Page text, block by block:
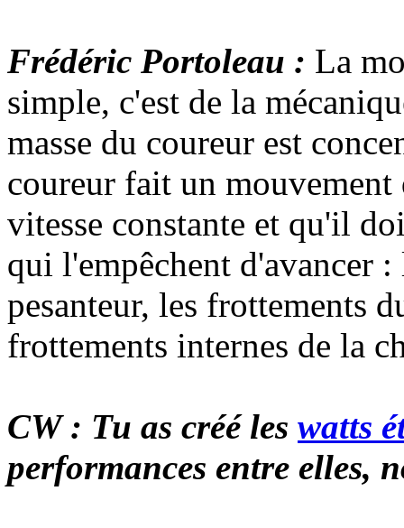
Frédéric Portoleau : La
simple, c'est de la
masse du coureur est
coureur fait un
vitesse constante et qu'il
qui l'empêchent d'avancer
pesanteur, les frottements
frottements internes de la
CW : Tu as créé les watts
performances entre elles,